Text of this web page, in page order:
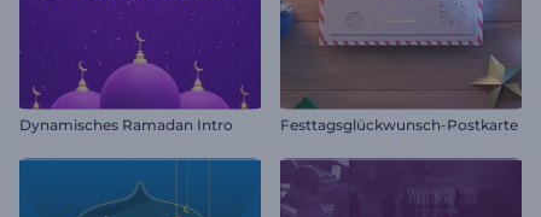
Dynamisches Ramadan Intro Festtagsglückwunsch-Postkarte